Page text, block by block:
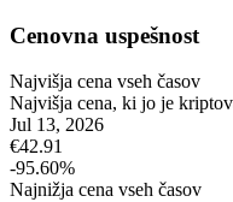
Cenovna uspešnost
Najvišja cena vseh časov
Najvišja cena, ki jo je
Jul 13, 2026
€42.91
-95.60%
Najnižja cena vseh časov